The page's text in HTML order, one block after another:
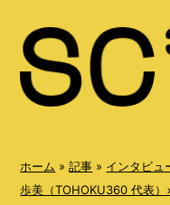
ホーム »記事 » インタビュ
歩美（TOHOKU360 代表）